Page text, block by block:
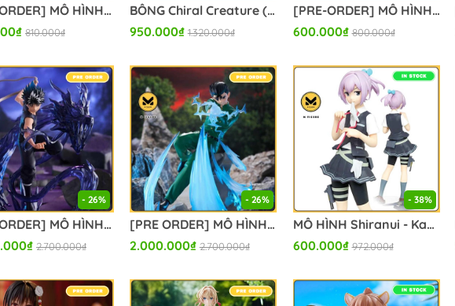
[PRE ORDER] MÔ HÌNH Kitagawa Marin - Sono Bisque Doll wa Koi o Suru 2 - Desktop Cute - Izayoi Arisa ver. (Taito) FIGURE CHÍNH HÃNG
810.000₫
BÔNG Chiral Creature (Neko) - Death Stranding 2: On the Beach (Taito) PLUSH CHÍNH HÃNG
950.000₫ 1.320.000₫
[PRE-ORDER] MÔ HÌNH Hatsune Miku - Vocaloid - Artist MasterPiece+ - Snow Miku All Stars, 2012 ver. (Taito) FIGURE CHÍNH HÃNG
600.000₫ 800.000₫
- 26%
[PRE ORDER] MÔ HÌNH Hiei - Yu Yu Hakusho - Dressta (Taito) FIGURE CHÍNH HÃNG
2.700.000₫
- 26%
[PRE ORDER] MÔ HÌNH Urameshi Yuusuke - Yu Yu Hakusho - Dressta (Taito) FIGURE CHÍNH HÃNG
2.000.000₫ 2.700.000₫
- 38%
MÔ HÌNH Shiranui - Kantai Collection ~KanColle~ - Junbichuu (Taito) FIGURE CHÍNH HÃNG
600.000₫ 972.000₫